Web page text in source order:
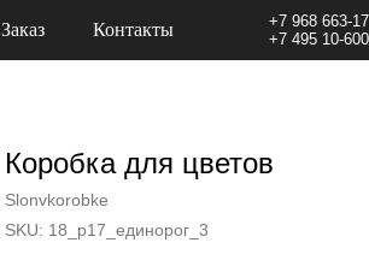
Заказ Контакты
+7 968 663-
+7 495 10-
Коробка для цветов
Slonvkorobke
SKU: 18_p17_единорог_3